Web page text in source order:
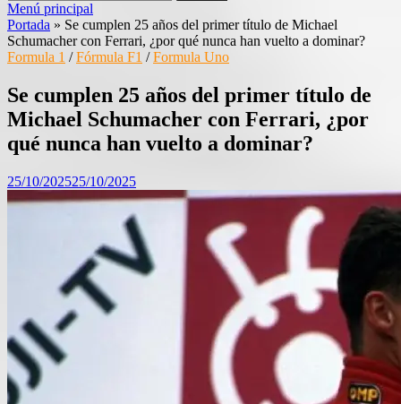
Menú principal
Portada » Se cumplen 25 años del primer título de Michael
Schumacher con Ferrari, ¿por qué nunca han vuelto a dominar?
Formula 1 /Fórmula F1 /Formula Uno
Se cumplen 25 años del primer título de
Michael Schumacher con Ferrari, ¿por
qué nunca han vuelto a dominar?
25/10/202525/10/2025